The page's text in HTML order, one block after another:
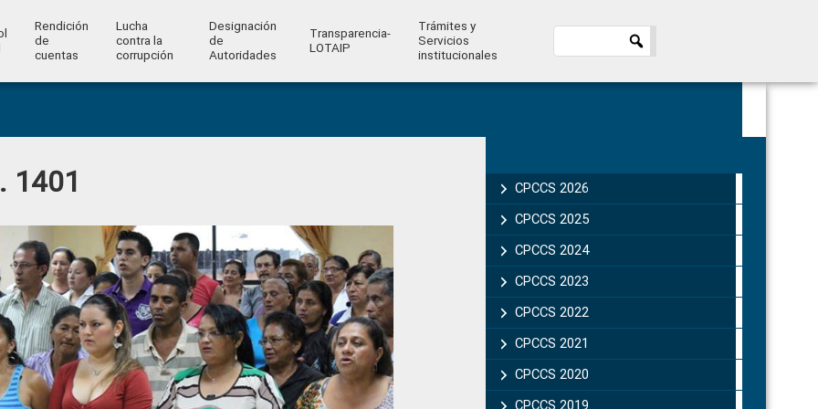
Rendición
de
cuentas
Lucha
contra la
corrupción
Designación
de
Autoridades
Transparencia-
LOTAIP
Trámites y
Servicios
institucionales
1401
Sidebar
CPCCS 2026
CPCCS 2025
CPCCS 2024
CPCCS 2023
CPCCS 2022
CPCCS 2021
CPCCS 2020
CPCCS 2019 .